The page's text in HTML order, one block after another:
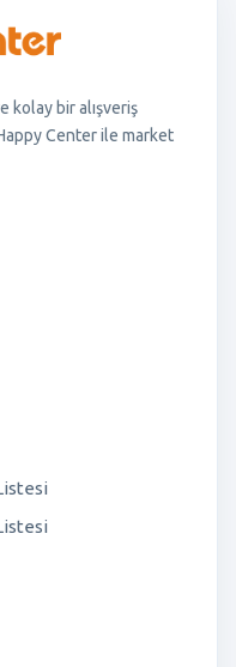
kolay bir alışveriş
Center ile market